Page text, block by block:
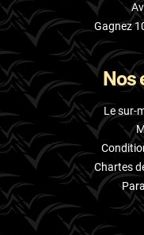
Gagnez
Nos
Le sur-
Chartes